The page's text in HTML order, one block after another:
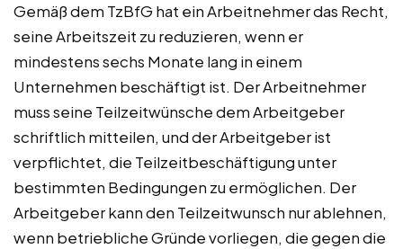
Gemäß dem TzBfG hat ein Arbeitnehmer das Recht,
seine Arbeitszeit zu reduzieren, wenn er
mindestens sechs Monate lang in einem
Unternehmen beschäftigt ist. Der Arbeitnehmer
muss seine Teilzeitwünsche dem Arbeitgeber
schriftlich mitteilen, und der Arbeitgeber ist
verpflichtet, die Teilzeitbeschäftigung unter
bestimmten Bedingungen zu ermöglichen. Der
Arbeitgeber kann den Teilzeitwunsch nur ablehnen,
wenn betriebliche Gründe vorliegen, die gegen die